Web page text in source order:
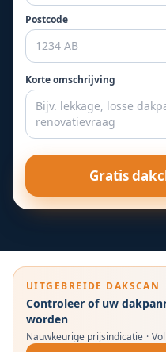
Postcode
Korte omschrijving
Gratis
UITGEBREIDE DAKSCAN
Controleer of uw
worden
Nauwkeurige prijsindicatie ·